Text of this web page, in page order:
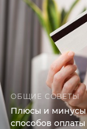
ОБЩИЕ СОВЕТЫ
Плюсы и минусы
способов оплаты